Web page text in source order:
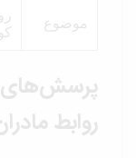
موضوع
کودک
پرسش‌های
روابط مادران